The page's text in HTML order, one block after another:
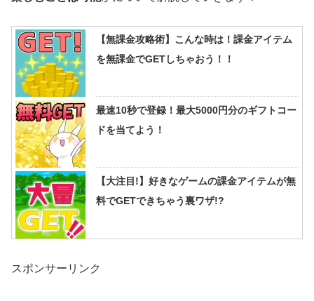
【無課金攻略術】こんな時は！課金アイテム
を無課金でGETしちゃおう！！
最速10秒で登録！最大5000円分のギフトコー
ドを当てよう！
【大注目!】好きなゲームの課金アイテムが無
料でGETできちゃう裏ワザ!?
スポンサーリンク